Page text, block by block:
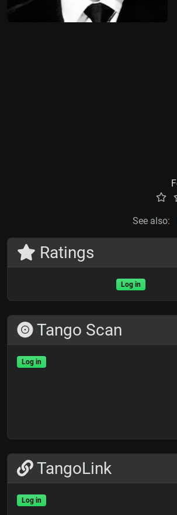
See also:
Ratings
Log in
Tango Scan
Log in
TangoLink
Log in